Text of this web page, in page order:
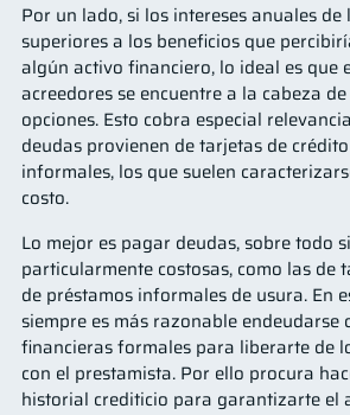
Por un lado, si los intereses anuales de
superiores a los beneficios que
algún activo financiero, lo ideal es que
acreedores se encuentre a la cabeza
opciones. Esto cobra especial
deudas provienen de tarjetas de
informales, los que suelen
costo.
Lo mejor es pagar deudas, sobre todo
particularmente costosas, como las de
de préstamos informales de usura. En
siempre es más razonable endeudarse
financieras formales para liberarte de
con el prestamista. Por ello procura
historial crediticio para garantizarte el